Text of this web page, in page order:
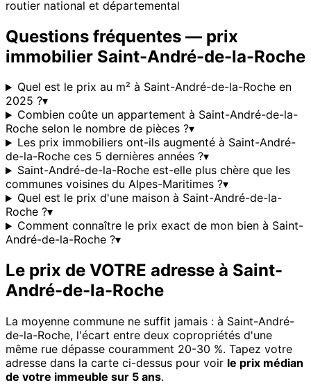
routier national et départemental
Questions fréquentes — prix
immobilier Saint-André-de-la-Roche
Quel est le prix au m² à Saint-André-de-la-Roche en
2025 ?▾
Combien coûte un appartement à Saint-André-de-la-
Roche selon le nombre de pièces ?▾
Les prix immobiliers ont-ils augmenté à Saint-André-
de-la-Roche ces 5 dernières années ?▾
Saint-André-de-la-Roche est-elle plus chère que les
communes voisines du Alpes-Maritimes ?▾
Quel est le prix d'une maison à Saint-André-de-la-
Roche ?▾
Comment connaître le prix exact de mon bien à Saint-
André-de-la-Roche ?▾
Le prix de VOTRE adresse à Saint-
André-de-la-Roche
La moyenne commune ne suffit jamais : à Saint-André-
de-la-Roche, l'écart entre deux copropriétés d'une
même rue dépasse couramment 20-30 %. Tapez votre
adresse dans la carte ci-dessus pour voir le prix médian
de votre immeuble sur 5 ans.